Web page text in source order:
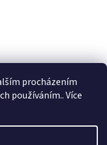
procházením
používáním.. Více